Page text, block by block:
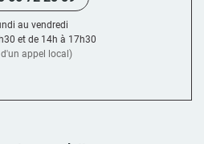
au vendredi
et de 14h à 17h30
appel local)